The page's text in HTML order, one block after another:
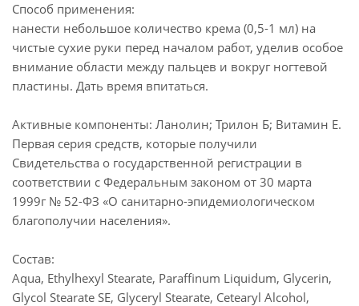
Способ применения:
нанести небольшое количество крема (0,5-1 мл) на
чистые сухие руки перед началом работ, уделив особое
внимание области между пальцев и вокруг ногтевой
пластины. Дать время впитаться.
Активные компоненты: Ланолин; Трилон Б; Витамин Е.
Первая серия средств, которые получили
Свидетельства о государственной регистрации в
соответствии с Федеральным законом от 30 марта
1999г № 52-ФЗ «О санитарно-эпидемиологическом
благополучии населения».
Состав:
Aqua, Ethylhexyl Stearate, Paraffinum Liquidum, Glycerin,
Glycol Stearate SE, Glyceryl Stearate, Cetearyl Аlcohol,